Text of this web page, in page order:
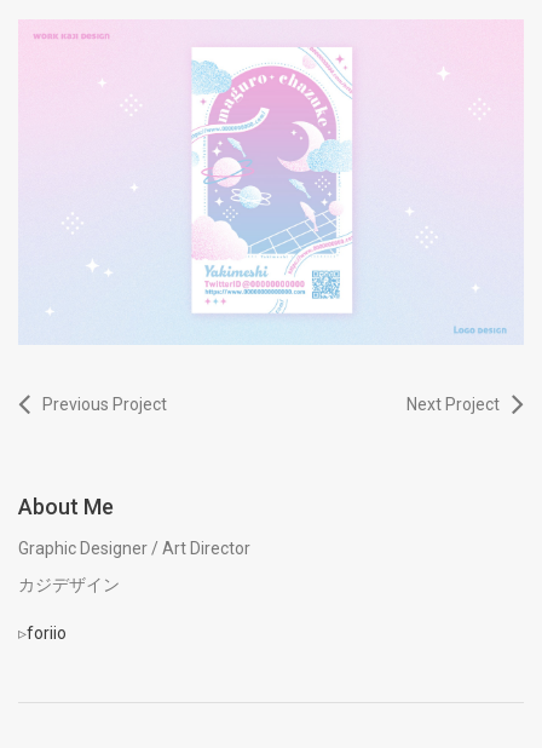
Previous Project Next Project
About Me
Graphic Designer / Art Director
カジデザイン
▹foriio